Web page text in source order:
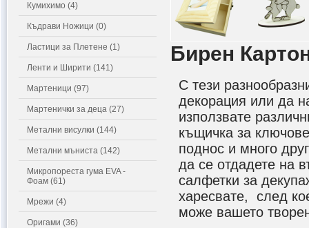
Кумихимо (4)
Къдрави Ножици (0)
Ластици за Плетене (1)
Ленти и Ширити (141)
Мартеници (97)
Мартенички за деца (27)
Метални висулки (144)
Метални мъниста (142)
Микропореста гума EVA -
Фоам (61)
Мрежи (4)
Оригами (36)
Бирен
С тези
декорация или да
използвате
къщичка за
поднос и много
да се отдадете на
салфетки за
харесвате, след
може вашето